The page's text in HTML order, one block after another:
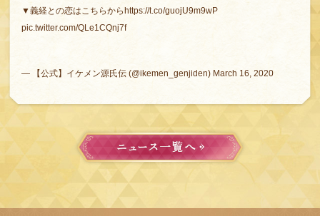
▼義経との恋はこちらからhttps://t.co/guojU9m9wP
pic.twitter.com/QLe1CQnj7f
— 【公式】イケメン源氏伝 (@ikemen_genjiden) March 16, 2020